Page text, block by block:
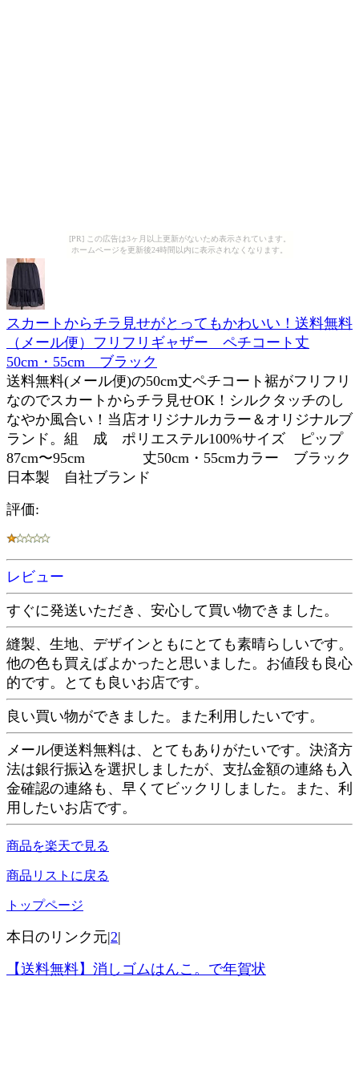
[PR] この広告は3ヶ月以上更新がないため表示されています。
ホームページを更新後24時間以内に表示されなくなります。
スカートからチラ見せがとってもかわいい！送料無料
（メール便）フリフリギャザー ペチコート丈
50cm・55cm ブラック
送料無料(メール便)の50cm丈ペチコート裾がフリフリ
なのでスカートからチラ見せOK！シルクタッチのし
なやか風合い！当店オリジナルカラー＆オリジナルブ
ランド。組 成 ポリエステル100%サイズ ピップ
87cm〜95cm 丈50cm・55cmカラー ブラック
日本製 自社ブランド
評価:
レビュー
すぐに発送いただき、安心して買い物できました。
縫製、生地、デザインともにとても素晴らしいです。
他の色も買えばよかったと思いました。お値段も良心
的です。とても良いお店です。
良い買い物ができました。また利用したいです。
メール便送料無料は、とてもありがたいです。決済方
法は銀行振込を選択しましたが、支払金額の連絡も入
金確認の連絡も、早くてビックリしました。また、利
用したいお店です。
商品を楽天で見る
商品リストに戻る
トップページ
本日のリンク元|2|
【送料無料】消しゴムはんこ。で年賀状